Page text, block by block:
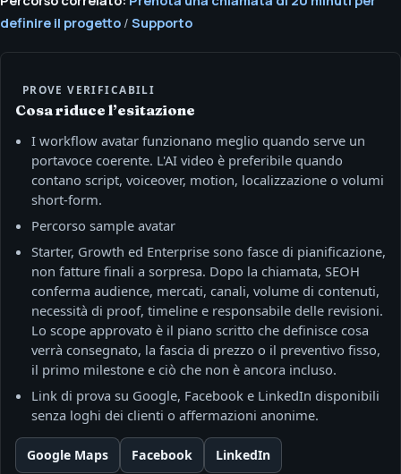
definire il progetto / Supporto
PROVE VERIFICABILI
Cosa riduce l’esitazione
I workflow avatar funzionano meglio quando serve un
portavoce coerente. L'AI video è preferibile quando
contano script, voiceover, motion, localizzazione o volumi
short-form.
Percorso sample avatar
Starter, Growth ed Enterprise sono fasce di pianificazione,
non fatture finali a sorpresa. Dopo la chiamata, SEOH
conferma audience, mercati, canali, volume di contenuti,
necessità di proof, timeline e responsabile delle revisioni.
Lo scope approvato è il piano scritto che definisce cosa
verrà consegnato, la fascia di prezzo o il preventivo fisso,
il primo milestone e ciò che non è ancora incluso.
Link di prova su Google, Facebook e LinkedIn disponibili
senza loghi dei clienti o affermazioni anonime.
Google Maps Facebook LinkedIn